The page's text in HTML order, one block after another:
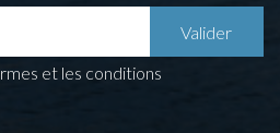
et les conditions